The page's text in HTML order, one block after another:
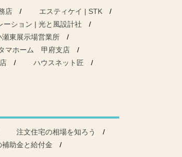
店
エスティケイ | STK
ーション | 光と風設計社
東展示場営業所
マホーム 甲府支店
ハウスネット匠
注文住宅の相場を知ろう
助金と給付金